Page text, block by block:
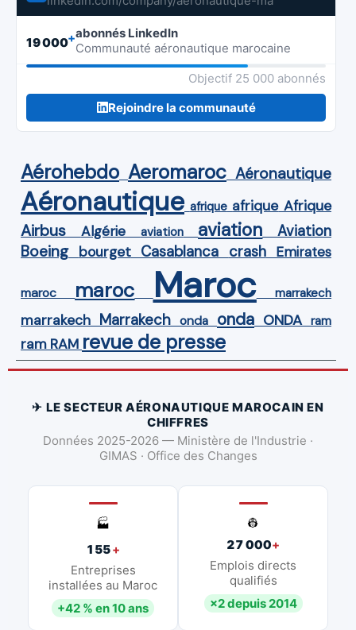
19 000+abonnés LinkedIn
Communauté aéronautique marocaine
Objectif 25 000 abonnés
Rejoindre la communauté
Aérohebdo Aeromaroc Aéronautique
Aéronautique afrique afrique Afrique
Airbus Algérie aviation aviation Aviation
Boeing bourget Casablanca crash Emirates
maroc maroc Maroc marrakech
marrakech Marrakech onda onda ONDA ram
ram RAM revue de presse
✈ LE SECTEUR AÉRONAUTIQUE MAROCAIN EN
CHIFFRES
Données 2025-2026 — Ministère de l'Industrie ·
GIMAS · Office des Changes
🏭
155+
Entreprises
installées au Maroc
+42 % en 10 ans
👷
27 000+
Emplois directs
qualifiés
×2 depuis 2014